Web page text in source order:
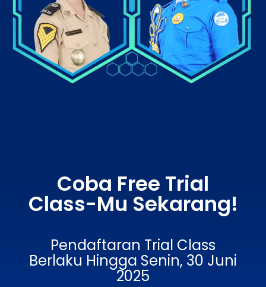
Coba Free Trial
Class-Mu Sekarang!
Pendaftaran Trial Class
Berlaku Hingga Senin, 30 Juni
2025